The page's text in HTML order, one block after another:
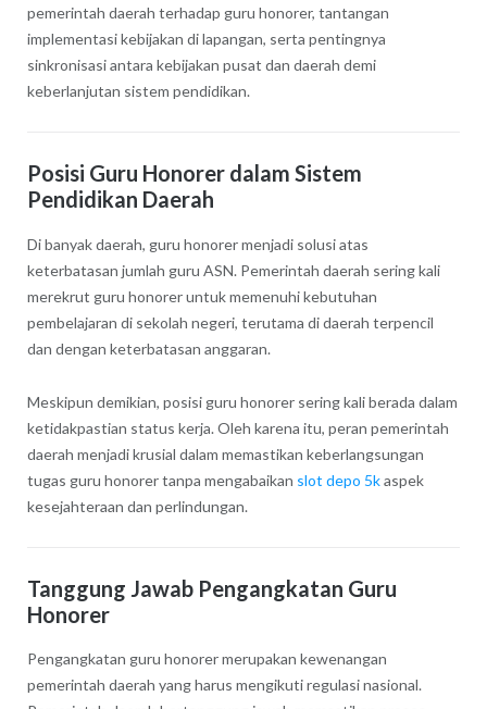
pemerintah daerah terhadap guru honorer, tantangan
implementasi kebijakan di lapangan, serta pentingnya
sinkronisasi antara kebijakan pusat dan daerah demi
keberlanjutan sistem pendidikan.
Posisi Guru Honorer dalam Sistem
Pendidikan Daerah
Di banyak daerah, guru honorer menjadi solusi atas
keterbatasan jumlah guru ASN. Pemerintah daerah sering kali
merekrut guru honorer untuk memenuhi kebutuhan
pembelajaran di sekolah negeri, terutama di daerah terpencil
dan dengan keterbatasan anggaran.
Meskipun demikian, posisi guru honorer sering kali berada dalam
ketidakpastian status kerja. Oleh karena itu, peran pemerintah
daerah menjadi krusial dalam memastikan keberlangsungan
tugas guru honorer tanpa mengabaikan slot depo 5kaspek
kesejahteraan dan perlindungan.
Tanggung Jawab Pengangkatan Guru
Honorer
Pengangkatan guru honorer merupakan kewenangan
pemerintah daerah yang harus mengikuti regulasi nasional.